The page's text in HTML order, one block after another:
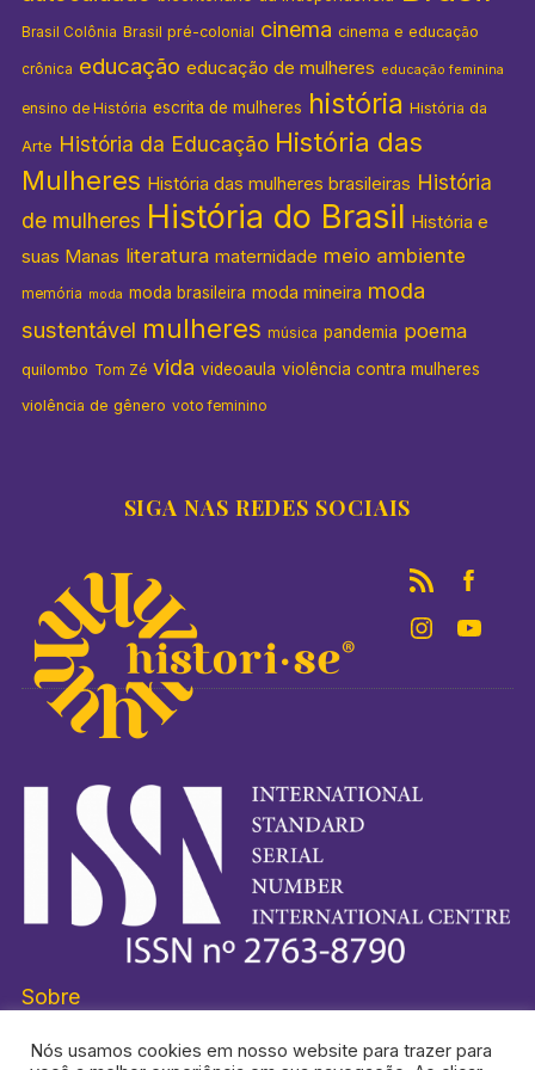
Brasil Colônia Brasil pré-colonial cinema cinema e educação
crônica educação educação de mulheres educação feminina
ensino de História escrita de mulheres história História da
Arte História da Educação História das
Mulheres História das mulheres brasileiras História
de mulheres História do Brasil História e
suas Manas literatura maternidade meio ambiente
memória moda moda brasileira moda mineira moda
sustentável mulheres música pandemia poema
quilombo Tom Zé vida videoaula violência contra mulheres
violência de gênero voto feminino
SIGA NAS REDES SOCIAIS
Sobre
Nós usamos cookies em nosso website para trazer para